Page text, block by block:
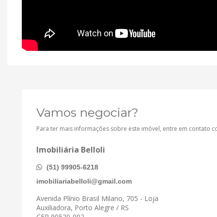
Vamos negociar?
Para ter mais informações sobre este imóvel, entre em contato
Imobiliária Belloli
(51) 99905-6218
imobiliariabelloli@gmail.com
Avenida Plínio Brasil Milano, 705 - Loja
Auxiliadora, Porto Alegre / RS